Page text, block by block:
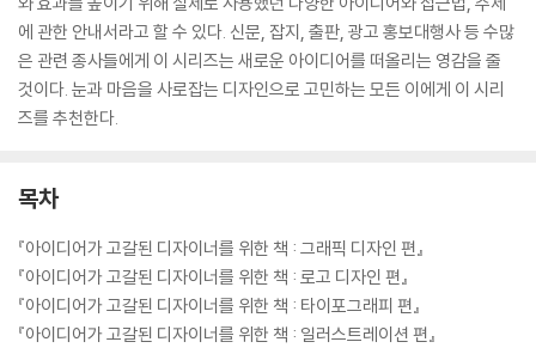
에 관한 안내서라고 할 수 있다. 신문, 잡지, 출판, 광고 홍보대행사 등 수많
은 관련 종사들에게 이 시리즈는 새로운 아이디어를 떠올리는 영감을 줄
것이다. 눈과 마음을 사로잡는 디자인으로 고민하는 모든 이에게 이 시리
즈를 추천한다.
목차
『아이디어가 고갈된 디자이너를 위한 책 : 그래픽 디자인 편』
『아이디어가 고갈된 디자이너를 위한 책 : 로고 디자인 편』
『아이디어가 고갈된 디자이너를 위한 책 : 타이포그래피 편』
『아이디어가 고갈된 디자이너를 위한 책 : 일러스트레이션 편』